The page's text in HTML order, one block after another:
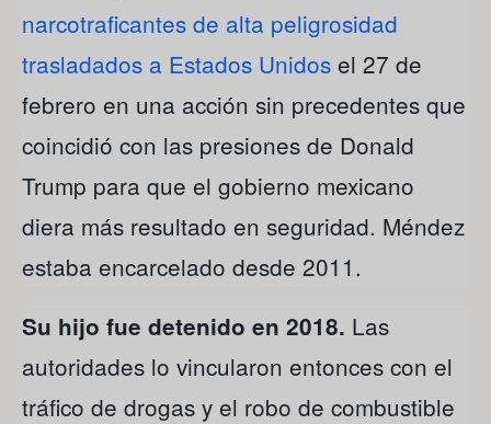
narcotraficantes de alta peligrosidad
trasladados a Estados Unidos el 27 de
febrero en una acción sin precedentes que
coincidió con las presiones de Donald
Trump para que el gobierno mexicano
diera más resultado en seguridad. Méndez
estaba encarcelado desde 2011.
Su hijo fue detenido en 2018. Las
autoridades lo vincularon entonces con el
tráfico de drogas y el robo de combustible